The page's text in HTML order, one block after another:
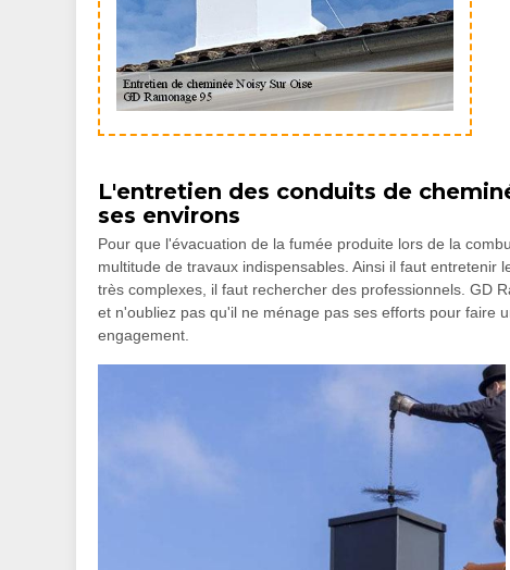
L'entretien des conduits de
ses environs
Pour que l'évacuation de la fumée produite lors de la
multitude de travaux indispensables. Ainsi il faut
très complexes, il faut rechercher des professionnels. GD
et n'oubliez pas qu'il ne ménage pas ses efforts pour faire
engagement.